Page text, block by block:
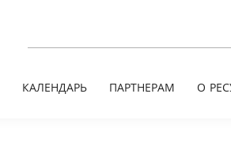
КАЛЕНДАРЬ ПАРТНЕРАМ О